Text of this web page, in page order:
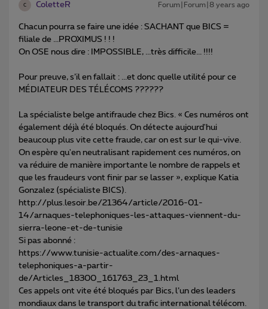
C ColetteR Forum|Forum|8 years ago
Chacun pourra se faire une idée : SACHANT que BICS =
filiale de ...PROXIMUS ! ! !
On OSE nous dire : IMPOSSIBLE, ...très difficile... !!!!
Pour preuve, s’il en fallait : ...et donc quelle utilité pour ce
MÉDIATEUR DES TÉLÉCOMS ??????
La spécialiste belge antifraude chez Bics. « Ces numéros ont
également déjà été bloqués. On détecte aujourd'hui
beaucoup plus vite cette fraude, car on est sur le qui-vive.
On espère qu'en neutralisant rapidement ces numéros, on
va réduire de manière importante le nombre de rappels et
que les fraudeurs vont finir par se lasser », explique Katia
Gonzalez (spécialiste BICS).
http://plus.lesoir.be/21364/article/2016-01-
14/arnaques-telephoniques-les-attaques-viennent-du-
sierra-leone-et-de-tunisie
Si pas abonné :
https://www.tunisie-actualite.com/des-arnaques-
telephoniques-a-partir-
de/Articles_18300_161763_23_1.html
Ces appels ont vite été bloqués par Bics, l’un des leaders
mondiaux dans le transport du trafic international télécom.